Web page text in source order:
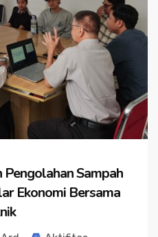
Sampah
Ekonomi Bersama